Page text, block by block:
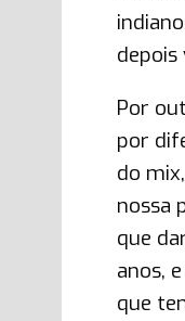
depois
Por
por
do
nossa
que
anos,
que